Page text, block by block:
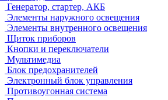
Генератор, стартер, АКБ
Элементы наружного освещения
Элементы внутренного освещения
Щиток приборов
Кнопки и переключатели
Мультимедиа
Блок предохранителей
Электронный блок управления
Противоугонная система